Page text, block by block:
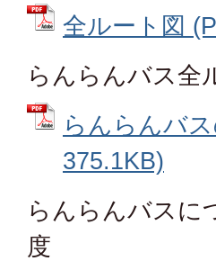
全ルート図
らんらんバス全
らんらんバ
375.1KB)
らんらんバスに
度